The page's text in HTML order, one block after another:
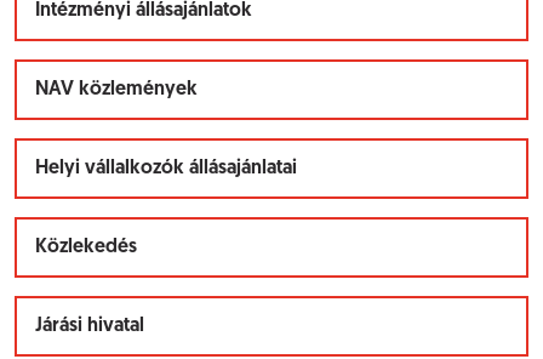
Intézményi állásajánlatok
NAV közlemények
Helyi vállalkozók állásajánlatai
Közlekedés
Járási hivatal